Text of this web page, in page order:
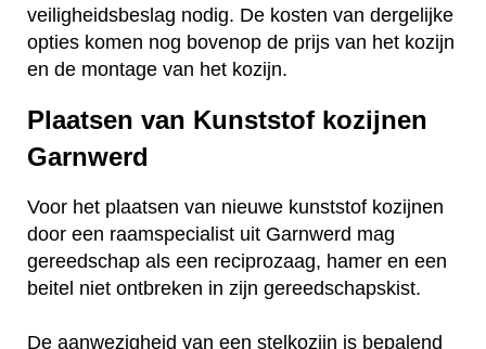
veiligheidsbeslag nodig. De kosten van dergelijke
opties komen nog bovenop de prijs van het kozijn
en de montage van het kozijn.
Plaatsen van Kunststof kozijnen
Garnwerd
Voor het plaatsen van nieuwe kunststof kozijnen
door een raamspecialist uit Garnwerd mag
gereedschap als een reciprozaag, hamer en een
beitel niet ontbreken in zijn gereedschapskist.
De aanwezigheid van een stelkozijn is bepalend